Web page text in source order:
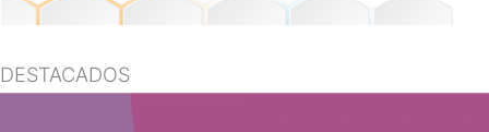
DESTACADOS